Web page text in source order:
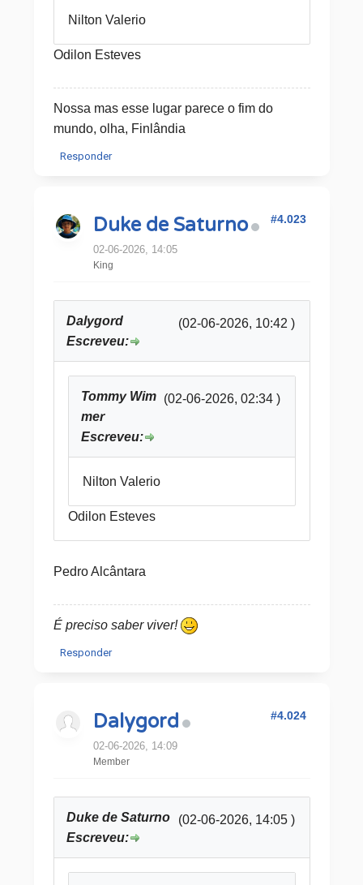
Nilton Valerio
Odilon Esteves
Nossa mas esse lugar parece o fim do
mundo, olha, Finlândia
Responder
Duke de Saturno
02-06-2026, 14:05
King
#4.023
(02-06-2026, 10:42 )
Dalygord
Escreveu:
(02-06-2026, 02:34 )
Tommy Wim
mer
Escreveu:
Nilton Valerio
Odilon Esteves
Pedro Alcântara
É preciso saber viver!
Responder
Dalygord
02-06-2026, 14:09
Member
#4.024
(02-06-2026, 14:05 )
Duke de Saturno
Escreveu: